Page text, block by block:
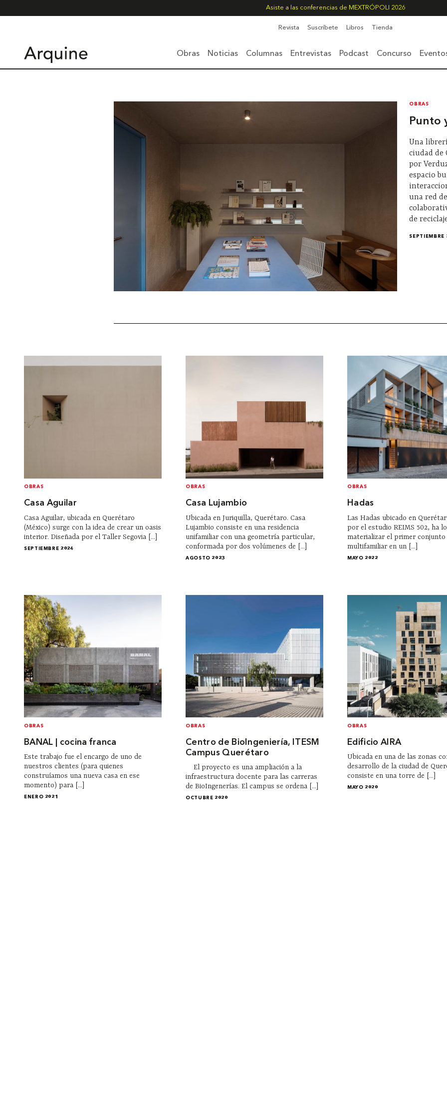
Asiste a las conferencias de MEXTRÓPOLI 2026
Revista Suscríbete Libros Tienda
Obras Noticias Columnas Entrevistas Podcast Concurso
OBRAS
Punto
Una
ciudad de
por
espacio
una red
de
SEPTIEMBRE
OBRAS
Casa Aguilar
Casa Aguilar, ubicada en Querétaro
(México) surge con la idea de crear un oasis
interior. Diseñada por el Taller Segovia [...]
SEPTIEMBRE 2024
OBRAS
Casa Lujambio
Ubicada en Juriquilla, Querétaro. Casa
Lujambio consiste en una residencia
unifamiliar con una geometría particular,
conformada por dos volúmenes de [...]
AGOSTO 2023
OBRAS
Hadas
Las Hadas ubicado en
por el estudio REIMS 502, ha
materializar el primer conjunto
multifamiliar en un [...]
MAYO 2022
OBRAS
BANAL | cocina franca
Este trabajo fue el encargo de uno de
nuestros clientes (para quienes
construíamos una nueva casa en ese
momento) para [...]
ENERO 2021
OBRAS
Centro de BioIngeniería, ITESM
Campus Querétaro
El proyecto es una ampliación a la
infraestructura docente para las carreras
de BioIngenerías. El campus se ordena [...]
OCTUBRE 2020
OBRAS
Edificio AIRA
Ubicada en una de las zonas
desarrollo de la ciudad de
consiste en una torre de [...]
MAYO 2020